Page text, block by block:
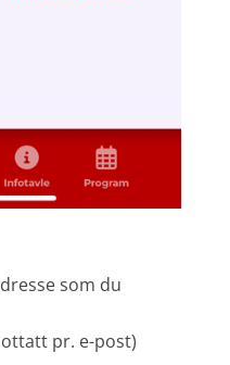
som du
pr. e-post)